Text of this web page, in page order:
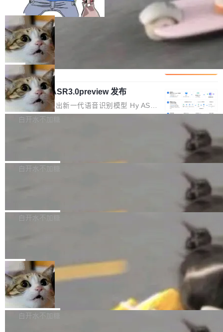
x / Windows / Harmony PC。 # macOS / Linu
x / Harmony PC curl -fsSL https://solon.noea
r.org/solon...
文窗口。随着项目规模的持续扩张与代码历史的
不断累积，代码仓中的模块关系、接口契约、业
务逻辑等关键信息往往分散于数十乃至数百个文
件之中，形成高度复杂的知识关联网络。传统的
代码检索手段（如关键词匹配、目录遍历）仅能
在语法层面完成文本定位，难以触及代码的语义
内涵与结构关联，导致开发者使用代码智能体在
理解大规模代码仓时面临显著"代码仓理解"瓶
颈。 代码仓深度理解服务（以下简称" CodeBas
e深度理解服务"）是华为云码道（CodeA...
师删光 89TB 数据只为干私活
最高人民检察院8月4日公布了一起案件：北京一
名90后算法工程师王某，为了给自己接的私活腾
服务器空间，删光了公司AI游戏部门的全部核心
数据。 王某2024年1月入职东城区某科技公司AI
短剧部门，有互联网大厂背景。在公司内部架构
调整期间，部门三次通知全员将数据从A集群迁
移到B集群，王某都回复了"收到"。 他没有迁移
数据。2024年9月3日下午4点，他使用此前登录
的账号密码进入A集群，输入了一条被程序员圈
称为"删库跑路"的命令——最高管理员权限、无
自研的多个文生3D和...
局
Cloudflare 分享推理优化实践：KV ca
che 量化 + 权重压缩，吞吐量提升 4
1%，成本降 30%
Kimi 和 GLM 是当前最强的大模型系列之一，但
它们有一个共同的问题：太吃显存了。月之暗面
的 Kimi K 系列和智谱的 GLM 都是长上下文、M
oE 架构的大模型，好用到让人上瘾，但 GPU 显
存永远不够用。 Cloudflare 的 Workers AI 团队
一直在跑这些模型的推理。他们在官方博客上发
整性保护。效果是：吞吐量提升 41%，每 token
局
腾讯混元 Hy ASR3.0preview 发布
腾讯混元正式推出新一代语音识别模型 Hy ASR
3.0preview。基于最新一代大语言模型 Hy3 的
让语音识别不再只是听清，而是真正听懂。通过
w 不要求标准普通话，方言识别覆盖粤语、吴语
白开水不加糖
新和少量网页兼容性修复版本。 Changes/fixe
容提供的字体时出现的几个问题 为避免音频加
质的最低采样率）的音频格式将被拒绝 修复了 C
SS 圆角虚线样式中可能存在的问题 如果表单中
的图像元素不在同一个子树中，则它们将不再关
联 加...
白开水不加糖
发布的 Release Notes，他利用 AI 工具（如 Co
最强的若干项。对于尚未正式发版的 PG 19，则
通过拉取过去一年内（从 PG 18 Beta1 时间点
至今）的所有 commit，同样交由 AI 分析提炼。
经过人工复核，准确度令人满意。这一方法也为
社区爱好者提供了高效跟踪新版本的思路。
白开水不加糖
维护工作一直与我的日常工作、家务、社交生活
和休闲娱乐竞争时间。" 这是 libexpat 维护者 S
ebastian Pipping 写在博客里的话。8 月 4 日，
他宣布了一个新消息：从 2026 年 8 月 1 日起，
他可以全职维护 libexpat 了，最长 6 个月。发
局
Firefox 153.0.3 发布
Firefox 153.0.3 现已发布，具体更新内容如
下： New Smart Window 包含多项增强功能：
白开水不加糖